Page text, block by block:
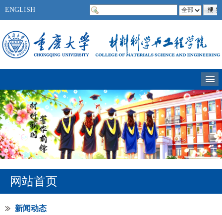
ENGLISH
网站首页
新闻动态